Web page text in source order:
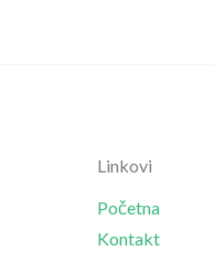
Linkovi
Početna
Kontakt